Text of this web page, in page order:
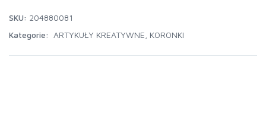
SKU: 204880081
Kategorie:
ARTYKUŁY KREATYWNE KORONKI